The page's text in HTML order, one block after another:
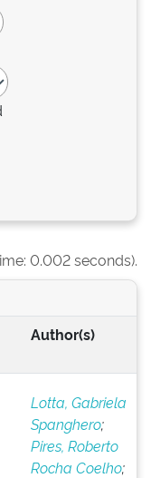
0.002 seconds).
Author(s)
Lotta, Gabriela
Spanghero;
Pires, Roberto
Rocha Coelho;